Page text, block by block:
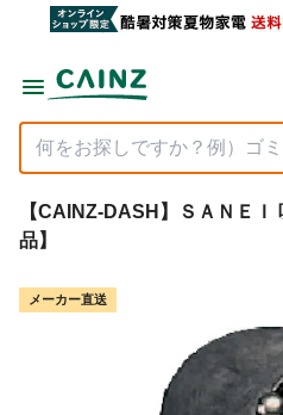
【CAINZ-DASH】ＳＡＮＥ
品】
メーカー直送